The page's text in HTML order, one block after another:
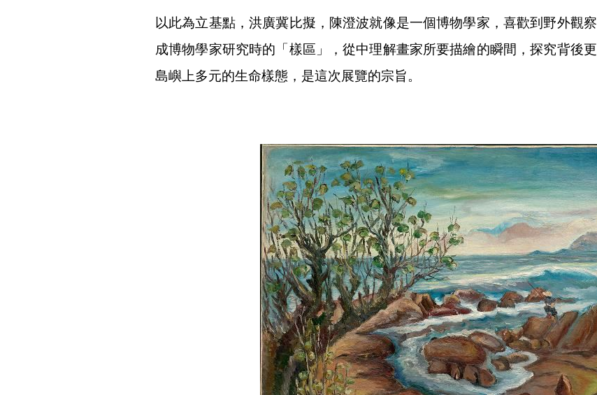
以此為立基點，洪廣冀比擬，陳澄波就像是一個博物學家，喜歡到野外觀
成博物學家研究時的「樣區」，從中理解畫家所要描繪的瞬間，探究背後
島嶼上多元的生命樣態，是這次展覽的宗旨。